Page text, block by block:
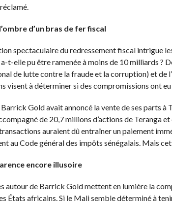
d’un bras de fer fiscal
spectaculaire du redressement fiscal intrigue
t-elle pu être ramenée à moins de 10 milliards ?
de lutte contre la fraude et la corruption) et de
visent à déterminer si des compromissions ont eu
Gold avait annoncé la vente de ses parts
de 20,7 millions d’actions de Teranga
auraient dû entraîner un paiement
au Code général des impôts sénégalais. Mais
encore illusoire
autour de Barrick Gold mettent en lumière la
États africains. Si le Mali semble déterminé à